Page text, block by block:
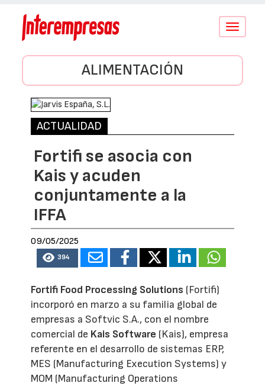
Conmutar
ALIMENTACIÓN
ACTUALIDAD
Fortifi se asocia con
Kais y acuden
conjuntamente a la
IFFA
09/05/2025
394
Fortifi Food Processing Solutions (Fortifi)
incorporó en marzo a su familia global de
empresas a Softvic S.A., con el nombre
comercial de Kais Software (Kais), empresa
referente en el desarrollo de sistemas ERP,
MES (Manufacturing Execution Systems) y
MOM (Manufacturing Operations